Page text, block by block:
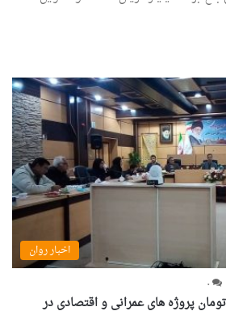
اخبار روان
۰
۸۰۰ میلیارد تومان پروژه های عمرانی و اقتصادی در